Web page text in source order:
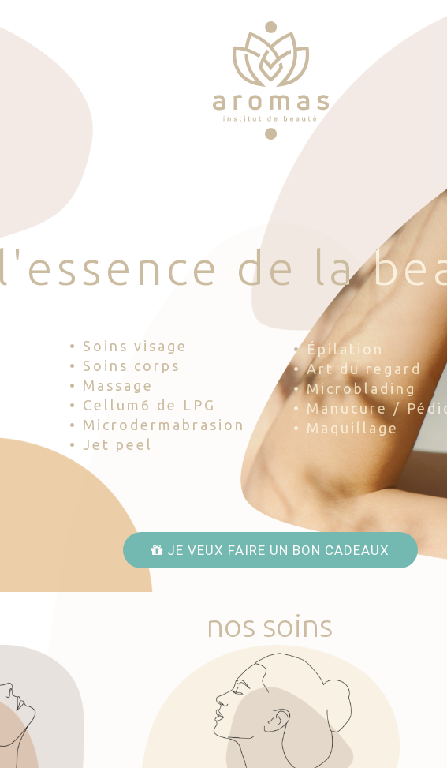
l 'esse nce d e la be
• Soins visage
• Soins corps
• Massage
• Cellum6 de LPG
• Microdermabrasion
• Jet peel
• Épilation
• Art du regard
• Microblading
• Manucure /
• Maquillage
JE VEUX FAIRE UN BON CADEAUX
nos soins